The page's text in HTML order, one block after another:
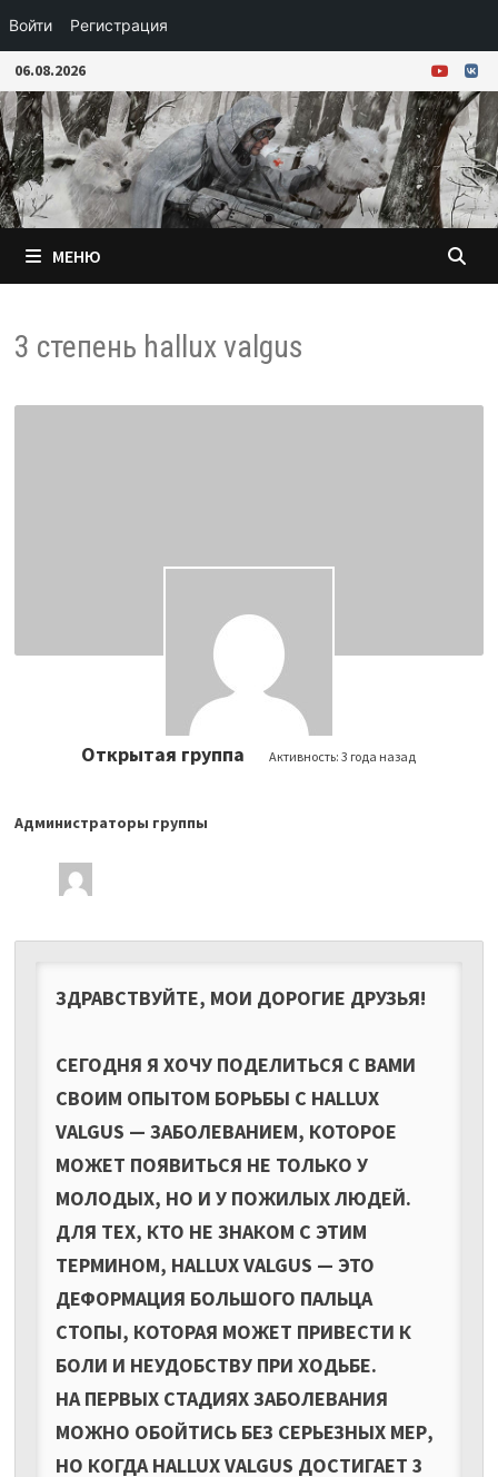
Войти Регистрация
Перейти
к
содержимому
06.08.2026
МЕНЮ
3 степень hallux valgus
Открытая группа Активность:3 года назад
Лидеры
группы
Администраторы группы
ЗДРАВСТВУЙТЕ, МОИ ДОРОГИЕ ДРУЗЬЯ!
СЕГОДНЯ Я ХОЧУ ПОДЕЛИТЬСЯ С ВАМИ
СВОИМ ОПЫТОМ БОРЬБЫ С HALLUX
VALGUS — ЗАБОЛЕВАНИЕМ, КОТОРОЕ
МОЖЕТ ПОЯВИТЬСЯ НЕ ТОЛЬКО У
МОЛОДЫХ, НО И У ПОЖИЛЫХ ЛЮДЕЙ.
ДЛЯ ТЕХ, КТО НЕ ЗНАКОМ С ЭТИМ
ТЕРМИНОМ, HALLUX VALGUS — ЭТО
ДЕФОРМАЦИЯ БОЛЬШОГО ПАЛЬЦА
СТОПЫ, КОТОРАЯ МОЖЕТ ПРИВЕСТИ К
БОЛИ И НЕУДОБСТВУ ПРИ ХОДЬБЕ.
НА ПЕРВЫХ СТАДИЯХ ЗАБОЛЕВАНИЯ
МОЖНО ОБОЙТИСЬ БЕЗ СЕРЬЕЗНЫХ МЕР,
НО КОГДА HALLUX VALGUS ДОСТИГАЕТ 3